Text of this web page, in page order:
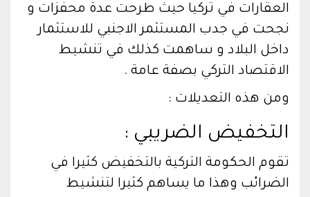
العقارات في تركيا حيث طرحت عدة محفزات و
نجحت في جدب المستثمر الاجنبي للاستثمار
داخل البلاد و ساهمت كذلك في تنشيط
الاقتصاد التركي بصفة عامة .
ومن هذه التعديلات :
التخفيض الضريبي :
تقوم الحكومة التركية بالتخفيض كثيرا في
الضرائب وهذا ما يساهم كثيرا لتنشيط